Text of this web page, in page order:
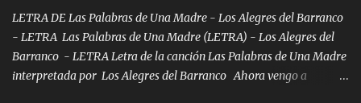
en corto me tiró a per...
LETRA DE Las Palabras de Una Madre - Los Alegres del Barranco
- LETRA Las Palabras de Una Madre (LETRA) - Los Alegres del
Barranco - LETRA Letra de la canción Las Palabras de Una Madre
interpretada por Los Alegres del Barranco Ahora vengo a